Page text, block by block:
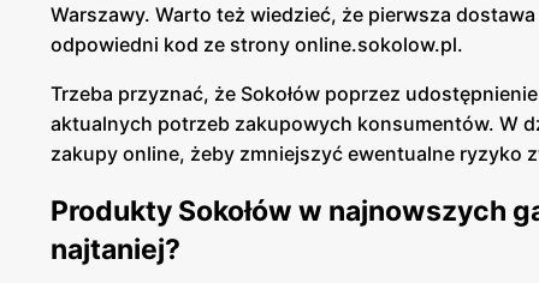
Warszawy. Warto też wiedzieć, że pierwsza
odpowiedni kod ze strony online.sokolow.pl.
Trzeba przyznać, że Sokołów poprzez
aktualnych potrzeb zakupowych konsumentów. W
zakupy online, żeby zmniejszyć ewentualne ryzyko
Produkty Sokołów w najnowszych
najtaniej?